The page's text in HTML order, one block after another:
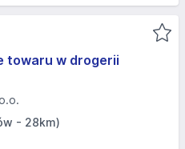
towaru w drogerii
- 28km)